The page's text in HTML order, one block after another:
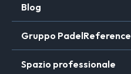
Blog
Gruppo PadelReference
Spazio professionale